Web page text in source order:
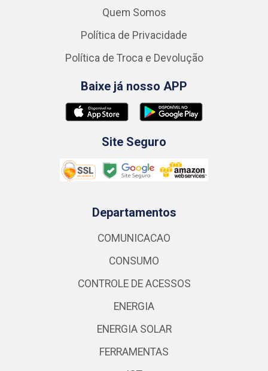
Quem Somos
Política de Privacidade
Política de Troca e Devolução
Baixe já nosso APP
Site Seguro
Departamentos
COMUNICACAO
CONSUMO
CONTROLE DE ACESSOS
ENERGIA
ENERGIA SOLAR
FERRAMENTAS